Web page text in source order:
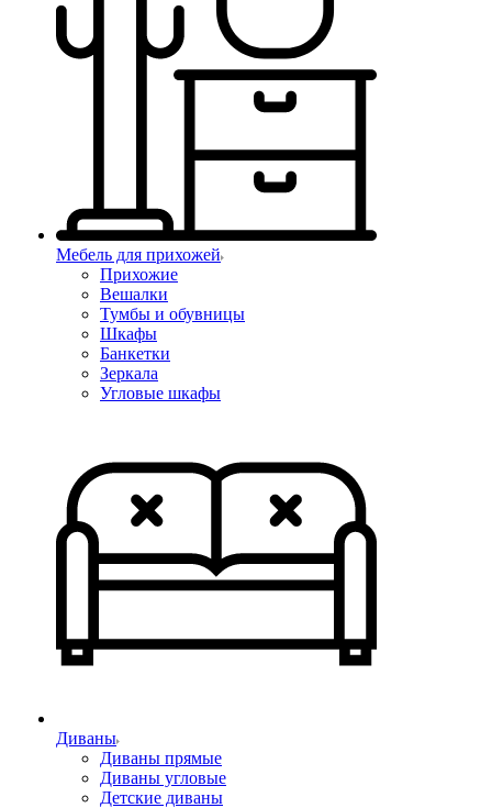
Мебель для прихожей
Прихожие
Вешалки
Тумбы и обувницы
Шкафы
Банкетки
Зеркала
Угловые шкафы
Диваны
Диваны прямые
Диваны угловые
Детские диваны